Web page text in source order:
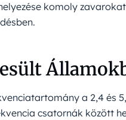
komoly
a 2,4 és
csatornák között